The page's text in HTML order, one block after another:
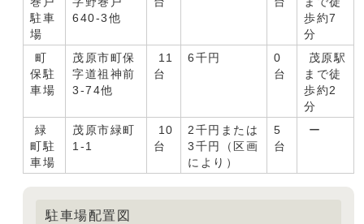
駐車
場
640-3他
歩約7
分
町
保駐
車場
茂原市町保
字道祖神前
3-74他
11
台
6千円
0
台
茂原駅
まで徒
歩約2
分
緑
町駐
車場
茂原市緑町
1-1
10
台
2千円または
3千円（区画
により）
5
台
ー
駐車場配置図